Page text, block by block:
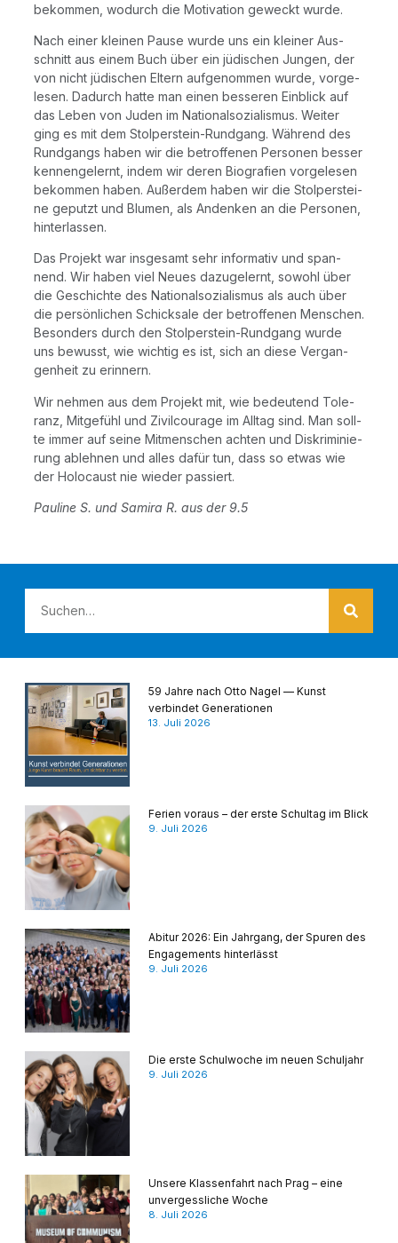
bekom­men, wodurch die Moti­va­ti­on geweckt wur­de.
Nach einer klei­nen Pau­se wur­de uns ein klei­ner Aus­
schnitt aus einem Buch über ein jüdi­schen Jun­gen, der
von nicht jüdi­schen Eltern auf­ge­nom­men wur­de, vor­ge­
le­sen. Dadurch hat­te man einen bes­se­ren Ein­blick auf
das Leben von Juden im Natio­nal­so­zia­lis­mus. Wei­ter
ging es mit dem Stol­per­stein-Rund­gang. Wäh­rend des
Rund­gangs haben wir die betrof­fe­nen Per­so­nen bes­ser
ken­nen­ge­lernt, indem wir deren Bio­gra­fien vor­ge­le­sen
bekom­men haben. Außer­dem haben wir die Stol­per­stei­
ne geputzt und Blu­men, als Andenken an die Per­so­nen,
hin­ter­las­sen.
Das Pro­jekt war ins­ge­samt sehr infor­ma­tiv und span­
nend. Wir haben viel Neu­es dazu­ge­lernt, sowohl über
die Geschich­te des Natio­nal­so­zia­lis­mus als auch über
die per­sön­li­chen Schick­sa­le der betrof­fe­nen Men­schen.
Beson­ders durch den Stol­per­stein-Rund­gang wur­de
uns bewusst, wie wich­tig es ist, sich an die­se Ver­gan­
gen­heit zu erinnern.
Wir neh­men aus dem Pro­jekt mit, wie bedeu­tend Tole­
ranz, Mit­ge­fühl und Zivil­cou­ra­ge im All­tag sind. Man soll­
te immer auf sei­ne Mit­men­schen ach­ten und Dis­kri­mi­nie­
rung ableh­nen und alles dafür tun, dass so etwas wie
der Holo­caust nie wie­der passiert.
Pau­li­ne S. und Sami­ra R. aus der 9.5
59 Jahre nach Otto Nagel — Kunst
verbindet Generationen
13. Juli 2026
Ferien voraus – der erste Schultag im Blick
9. Juli 2026
Abitur 2026: Ein Jahrgang, der Spuren des
Engagements hinterlässt
9. Juli 2026
Die erste Schulwoche im neuen Schuljahr
9. Juli 2026
Unsere Klassenfahrt nach Prag – eine
unvergessliche Woche
8. Juli 2026